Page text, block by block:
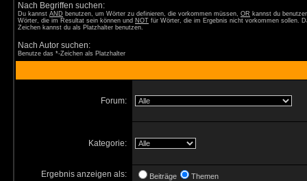
Nach Begriffen suchen:
Du kannst AND benutzen, um Wörter zu definieren, die vorkommen müssen, OR kannst du
Wörter, die im Resultat sein können und NOT für Wörter, die im Ergebnis nicht vorkommen sollen.
Zeichen kannst du als Platzhalter benutzen.
Nach Autor suchen:
Benutze das *-Zeichen als Platzhalter
Forum:
Kategorie:
Ergebnis anzeigen als: Beiträge Themen